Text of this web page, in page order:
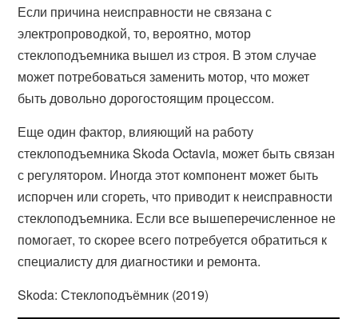
Если причина неисправности не связана с
электропроводкой, то, вероятно, мотор
стеклоподъемника вышел из строя. В этом случае
может потребоваться заменить мотор, что может
быть довольно дорогостоящим процессом.
Еще один фактор, влияющий на работу
стеклоподъемника Skoda Octavia, может быть связан
с регулятором. Иногда этот компонент может быть
испорчен или сгореть, что приводит к неисправности
стеклоподъемника. Если все вышеперечисленное не
помогает, то скорее всего потребуется обратиться к
специалисту для диагностики и ремонта.
Skoda: Стеклоподъёмник (2019)